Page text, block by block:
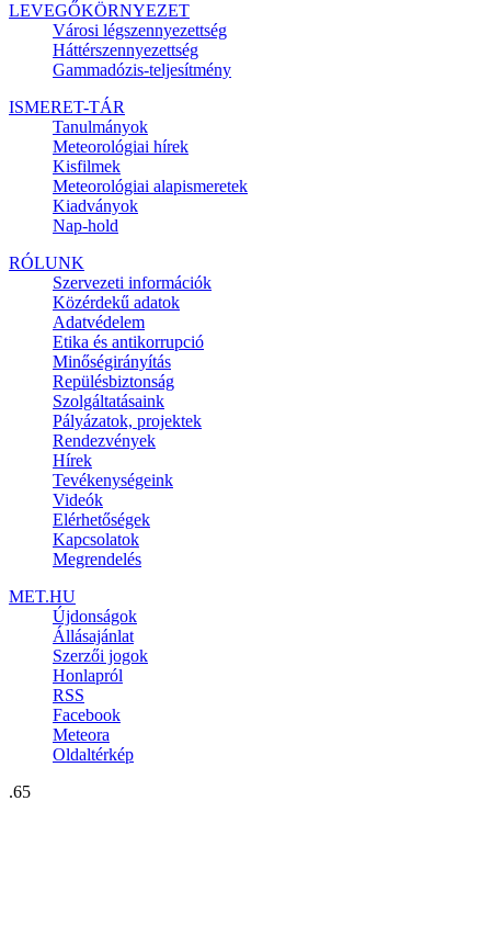
LEVEGŐKÖRNYEZET
Városi légszennyezettség
Háttérszennyezettség
Gammadózis-teljesítmény
ISMERET-TÁR
Tanulmányok
Meteorológiai hírek
Kisfilmek
Meteorológiai alapismeretek
Kiadványok
Nap-hold
RÓLUNK
Szervezeti információk
Közérdekű adatok
Adatvédelem
Etika és antikorrupció
Minőségirányítás
Repülésbiztonság
Szolgáltatásaink
Pályázatok, projektek
Rendezvények
Hírek
Tevékenységeink
Videók
Elérhetőségek
Kapcsolatok
Megrendelés
MET.HU
Újdonságok
Állásajánlat
Szerzői jogok
Honlapról
RSS
Facebook
Meteora
Oldaltérkép
.65